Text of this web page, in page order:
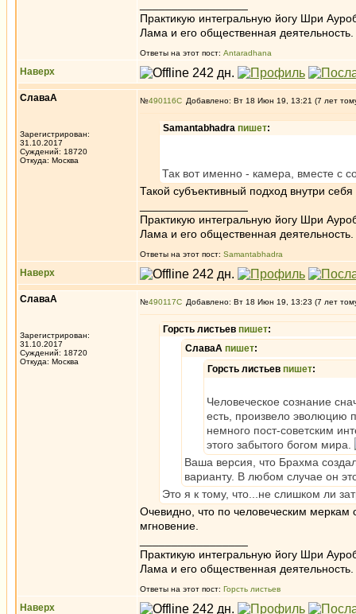
Практикую интегральную йогу Шри
Лама и его общественная деятельность.
Ответы на этот пост: Antaradhana
Наверх
СлаваА
Зарегистрирован:
31.10.2017
Суждений: 18720
Откуда: Москва
№490116 Добавлено: Вт 18 Июн 19, 13:21 (7 лет
Samantabhadra пишет:
Так вот именно - камера, вместе с
Такой субъективный подход внутри
Практикую интегральную йогу Шри
Лама и его общественная деятельность.
Ответы на этот пост: Samantabhadra
Наверх
СлаваА
Зарегистрирован:
31.10.2017
Суждений: 18720
Откуда: Москва
№490117 Добавлено: Вт 18 Июн 19, 13:23 (7 лет
Горсть листьев пишет:
СлаваА пишет:
Горсть листьев пишет:
Человеческое сознание
есть, произвело эволюцию
немного пост-советским
этого забытого богом мира.
Ваша версия, что Брахма
варианту. В любом случае он
Это я к тому, что...не слишком ли
Очевидно, что по человеческим меркам
мгновение.
Практикую интегральную йогу Шри
Лама и его общественная деятельность.
Ответы на этот пост: Горсть листьев
Наверх